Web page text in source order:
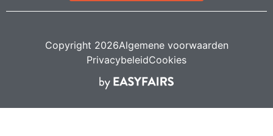
Copyright 2026Algemene voorwaarden
PrivacybeleidCookies